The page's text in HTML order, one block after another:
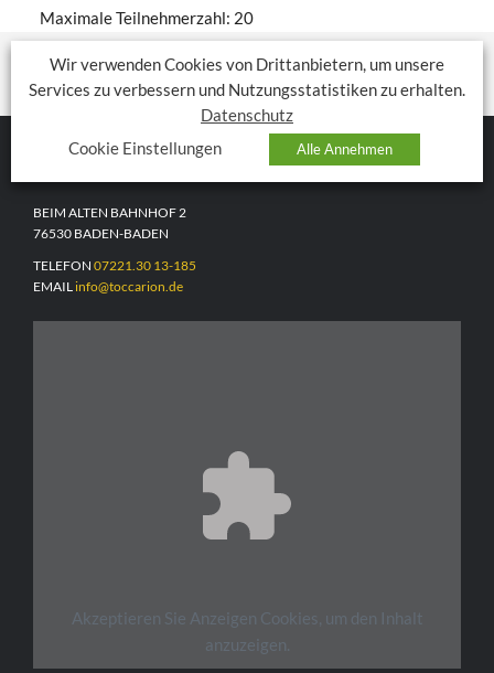
Maximale Teilnehmerzahl: 20
TOCCARION
BEIM ALTEN BAHNHOF 2
76530 BADEN-BADEN
TELEFON 07221.30 13-185
EMAIL info@toccarion.de
Akzeptieren Sie Anzeigen Cookies, um den Inhalt
anzuzeigen.
Wir verwenden Cookies von Drittanbietern, um unsere
Services zu verbessern und Nutzungsstatistiken zu erhalten.
Datenschutz
Cookie Einstellungen
Alle Annehmen